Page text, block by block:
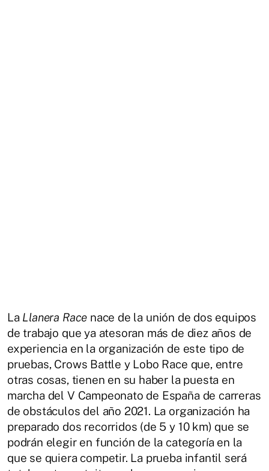
La Llanera Race nace de la unión de dos equipos
de trabajo que ya atesoran más de diez años de
experiencia en la organización de este tipo de
pruebas, Crows Battle y Lobo Race que, entre
otras cosas, tienen en su haber la puesta en
marcha del V Campeonato de España de carreras
de obstáculos del año 2021. La organización ha
preparado dos recorridos (de 5 y 10 km) que se
podrán elegir en función de la categoría en la
que se quiera competir. La prueba infantil será